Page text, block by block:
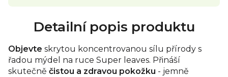
Detailní popis produktu
Objevte skrytou koncentrovanou sílu přírody s
řadou mýdel na ruce Super leaves. Přináší
skutečně čistou a zdravou pokožku - jemně